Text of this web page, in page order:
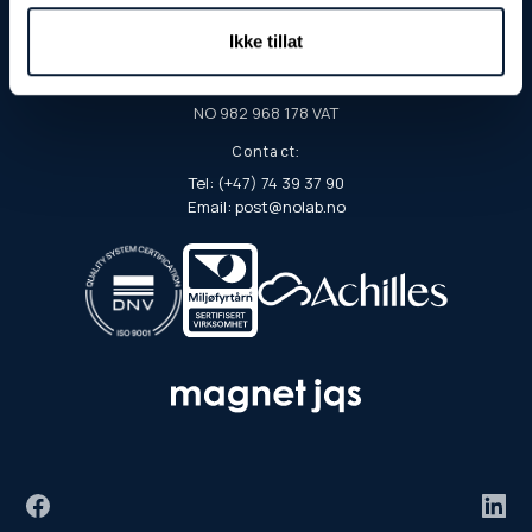
Ikke tillat
PO Box 103
7901 Rørvik
Org. no./EHF:
NO 982 968 178 VAT
Contact:
Tel: (+47) 74 39 37 90
Email: post@nolab.no
Facebook